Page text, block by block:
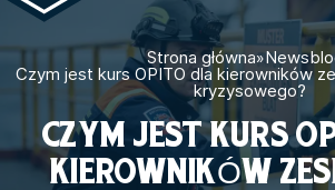
Strona główna»
Czym jest kurs OPITO dla kierowników
kryzysowego?
CZYM JEST KURS
KIEROWNIKÓW